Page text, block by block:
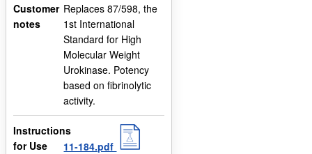
Customer
notes
Replaces 87/598, the
1st International
Standard for High
Molecular Weight
Urokinase. Potency
based on fibrinolytic
activity.
Instructions
for Use
11-184.pdf